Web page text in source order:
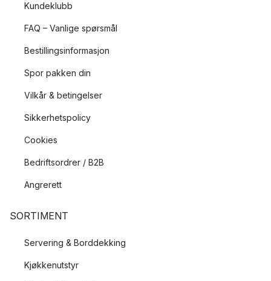
Kundeklubb
FAQ – Vanlige spørsmål
Bestillingsinformasjon
Spor pakken din
Vilkår & betingelser
Sikkerhetspolicy
Cookies
Bedriftsordrer / B2B
Angrerett
SORTIMENT
Servering & Borddekking
Kjøkkenutstyr